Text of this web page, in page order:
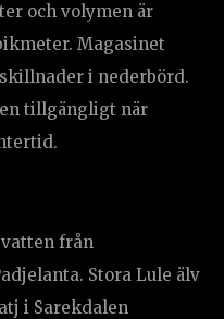
och volymen är
Magasinet
i nederbörd.
tillgängligt när
från
Stora Lule älv
i Sarekdalen